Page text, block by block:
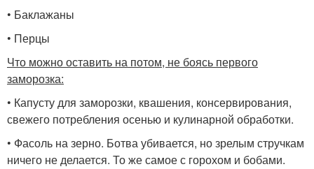
• Баклажаны
• Перцы
Что можно оставить на потом, не боясь первого
заморозка:
• Капусту для заморозки, квашения, консервирования,
свежего потребления осенью и кулинарной обработки.
• Фасоль на зерно. Ботва убивается, но зрелым стручкам
ничего не делается. То же самое с горохом и бобами.